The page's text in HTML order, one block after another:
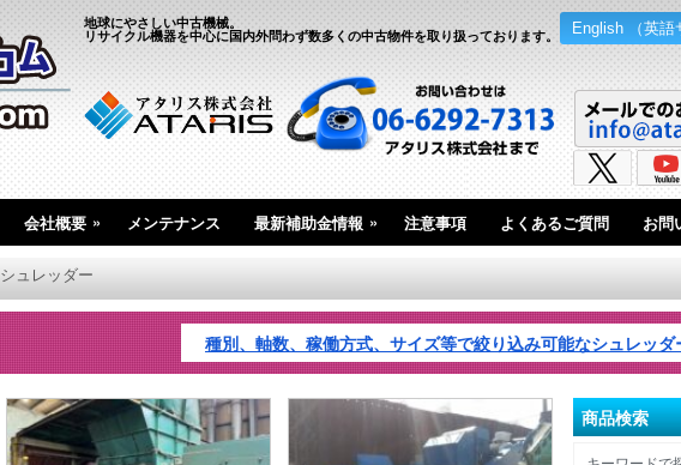
English （英語
地球にやさしい中古機械。
リサイクル機器を中心に国内外問わず数多くの中古物件を取り扱っております。
会社概要 » メンテナンス 最新補助金情報 » 注意事項 よくあるご質問 お問
シュレッダー
種別、軸数、稼働方式、サイズ等で絞り込み可能なシュレッ
商品検索